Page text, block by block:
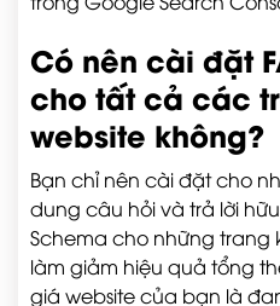
Có nên cài đặt
cho tất cả các
website không?
Bạn chỉ nên cài đặt cho
dung câu hỏi và trả lời
Schema cho những trang
làm giảm hiệu quả tổng
giá website của bạn là